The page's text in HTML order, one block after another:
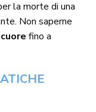
la morte di una
Non saperne
fino a